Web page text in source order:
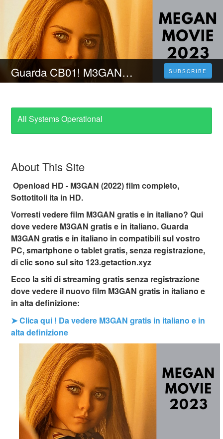
Guarda CB01! M3GAN (2023) Film Completo Italiano In Alta Definizione SUBSCRIBE
All Systems Operational
About This Site
Openload HD - M3GAN (2022) film completo,
Sottotitoli ita in HD.
Vorresti vedere film M3GAN gratis e in italiano? Qui
dove vedere M3GAN gratis e in italiano. Guarda
M3GAN gratis e in italiano in compatibili sul vostro
PC, smartphone o tablet gratis, senza registrazione,
di clic sono sul sito 123.getaction.xyz
Ecco la siti di streaming gratis senza registrazione
dove vedere il nuovo film M3GAN gratis in italiano e
in alta definizione:
➤ Clica qui ! Da vedere M3GAN gratis in italiano e in
alta definizione